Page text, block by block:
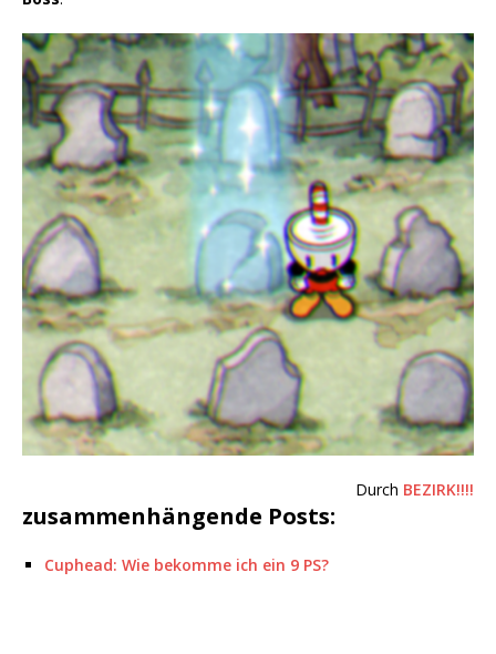
Durch BEZIRK!!!!
zusammenhängende Posts:
Cuphead: Wie bekomme ich ein 9 PS?